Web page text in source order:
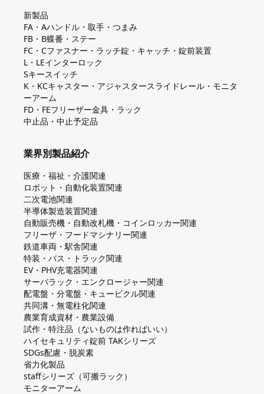
新製品
FA・Aハンドル・取手・つまみ
FB・B蝶番・ステー
FC・Cファスナー・ラッチ錠・キャッチ・錠前装置
L・LEインターロック
Sキースイッチ
K・KCキャスター・アジャスタースライドレール・モニタ
ーアーム
FD・FEフリーザー金具・ラック
中止品・中止予定品
業界別製品紹介
医療・福祉・介護関連
ロボット・自動化装置関連
二次電池関連
半導体製造装置関連
自動販売機・自動改札機・コインロッカー関連
フリーザ・フードマシナリー関連
鉄道車両・駅舎関連
特装・バス・トラック関連
EV・PHV充電器関連
サーバラック・エンクロージャー関連
配電盤・分電盤・キュービクル関連
共同溝・無電柱化関連
農業育成資材・農業設備
試作・特注品（ないものは作ればいい）
ハイセキュリティ錠前 TAKシリーズ
SDGs配慮・脱炭素
省力化製品
staffシリーズ（可搬ラック）
モニターアーム